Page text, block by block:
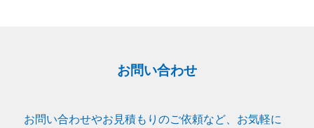
お問い合わせ
お問い合わせやお見積もりのご依頼など、お気軽に